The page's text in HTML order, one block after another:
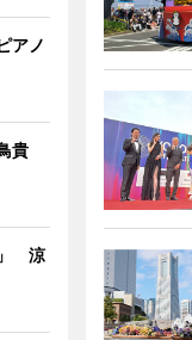
アノ
貴
」 涼